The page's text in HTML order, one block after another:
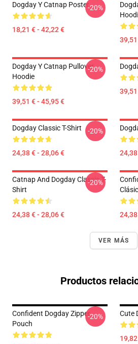
Dogday Y Catnap Poster
18,21 € - 42,22 €
-20%
Dogday Y Catnap Pullover
Hoodie
39,51 € - 45,95 €
-20%
Dogday Classic T-Shirt
24,38 € - 28,06 €
-20%
Catnap And Dogday Classic T-
Shirt
24,38 € - 28,06 €
-20%
VER MÁS
Productos
Confident Dogday Zipper
Pouch
-20% Cute